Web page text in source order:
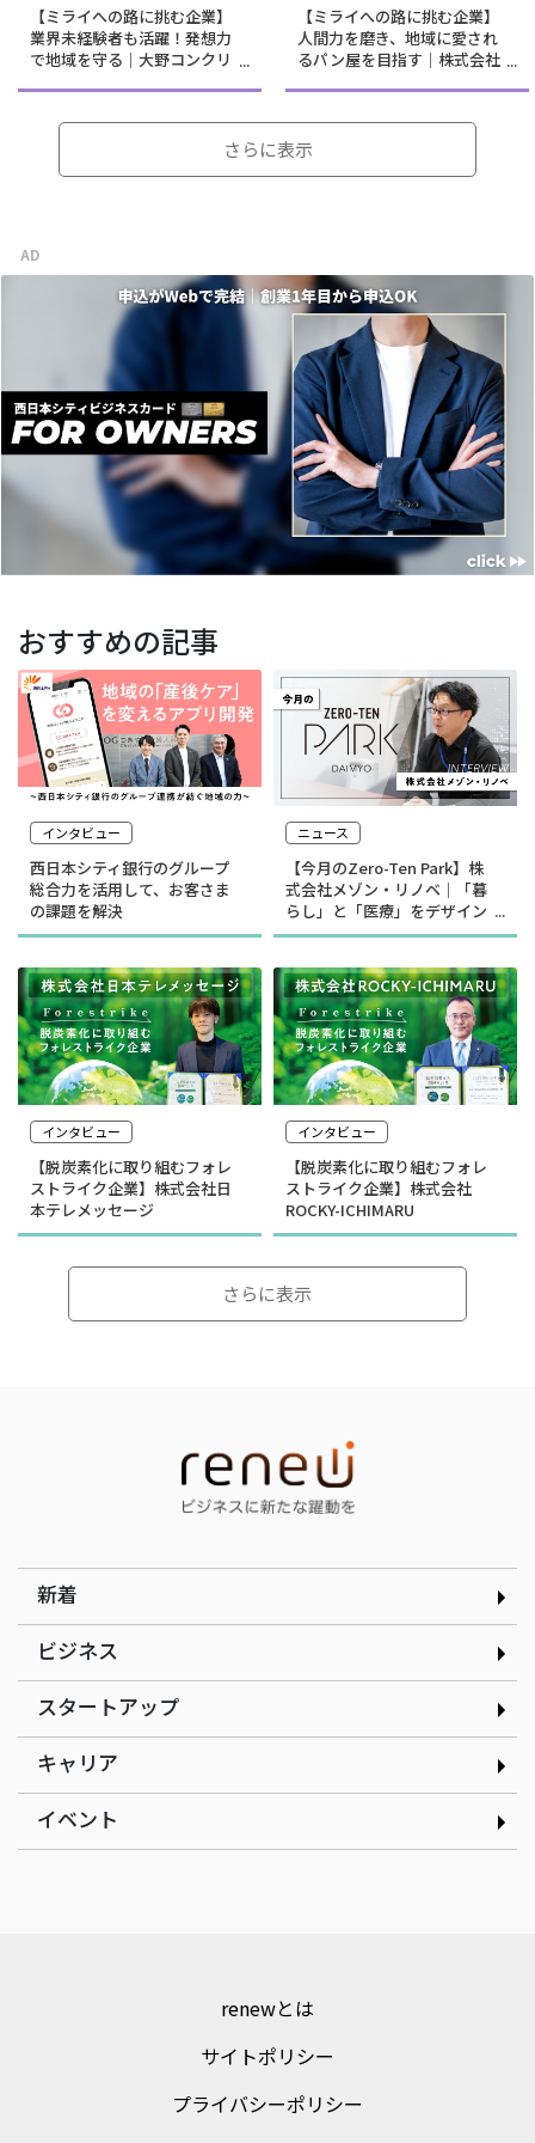
【ミライへの路に挑む企業】
業界未経験者も活躍！発想力
で地域を守る｜大野コンクリ
【ミライへの路に挑む企業】
人間力を磨き、地域に愛され
るパン屋を目指す｜株式会社
さらに表示
AD
おすすめの記事
インタビュー
西日本シティ銀行のグループ
総合力を活用して、お客さま
の課題を解決
ニュース
【今月のZero-Ten Park】株
式会社メゾン・リノベ｜「暮
らし」と「医療」をデザイン
する
インタビュー
【脱炭素化に取り組むフォレ
ストライク企業】株式会社日
本テレメッセージ
インタビュー
【脱炭素化に取り組むフォレ
ストライク企業】株式会社
ROCKY-ICHIMARU
選んだのは就活ではなく学
生起業家の道｜合同会社ド
ルフィン 木下銀次郎さん
顧客の「なぜ」をテクノロ
ジーで可視化する｜
curioph株式会社玉木穣太
インタビュー
現場の改善アイデアを、AI
で資産に変える｜株式会社
ゲンテイ 元堤晴香さん
｜nancle 小林俊貴さん
さらに表示
新着
ビジネス
スタートアップ
キャリア
イベント
renewとは
サイトポリシー
プライバシーポリシー